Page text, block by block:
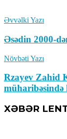
Əvvəlki Yazı
Əsədin 2000-
Növbəti Yazı
Rzayev Zahid
müharibəsində
XƏBƏR